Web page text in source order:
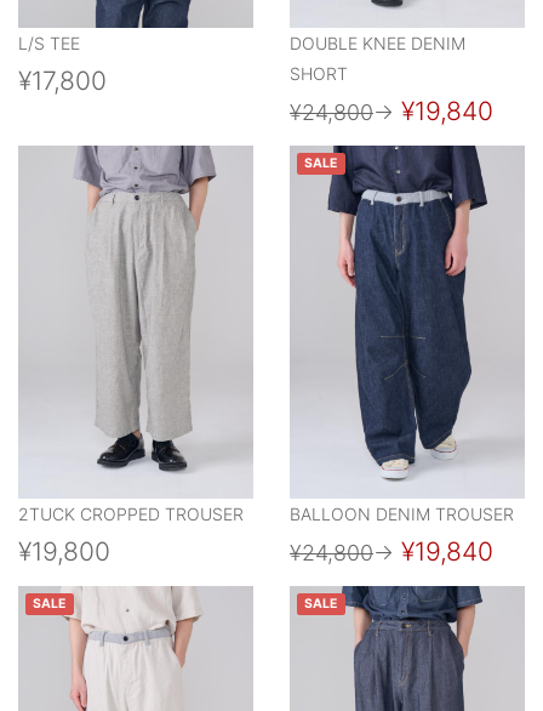
L/S TEE
¥17,800
DOUBLE KNEE DENIM
SHORT
¥24,800→ ¥19,840
2TUCK CROPPED TROUSER
¥19,800
SALE
BALLOON DENIM TROUSER
¥24,800→ ¥19,840
SALE SALE